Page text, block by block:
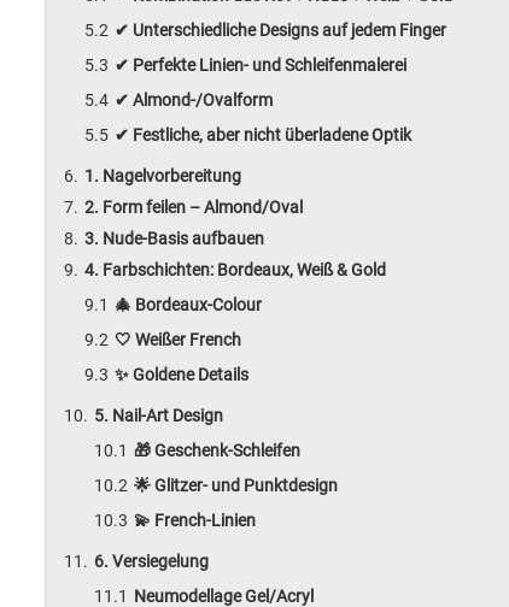
✔ Unterschiedliche Designs auf jedem Finger
✔ Perfekte Linien- und Schleifenmalerei
✔ Almond-/Ovalform
✔ Festliche, aber nicht überladene Optik
1. Nagelvorbereitung
2. Form feilen – Almond/Oval
3. Nude-Basis aufbauen
4. Farbschichten: Bordeaux, Weiß & Gold
🎄 Bordeaux-Colour
🤍 Weißer French
✨ Goldene Details
5. Nail-Art Design
🎁 Geschenk-Schleifen
🌟 Glitzer- und Punktdesign
💫 French-Linien
6. Versiegelung
Neumodellage Gel/Acryl